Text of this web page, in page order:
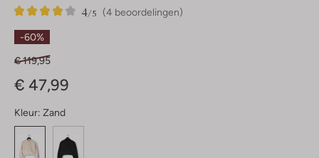
(4 beoordelingen)
4/5
4
4
Sterren
-60%
€ 119,95
€ 47,99
Kleur: Zand